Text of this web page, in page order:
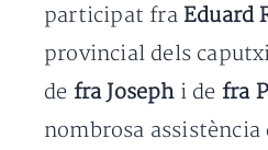
participat fra Eduard
provincial dels
de fra Josephi de fra
nombrosa